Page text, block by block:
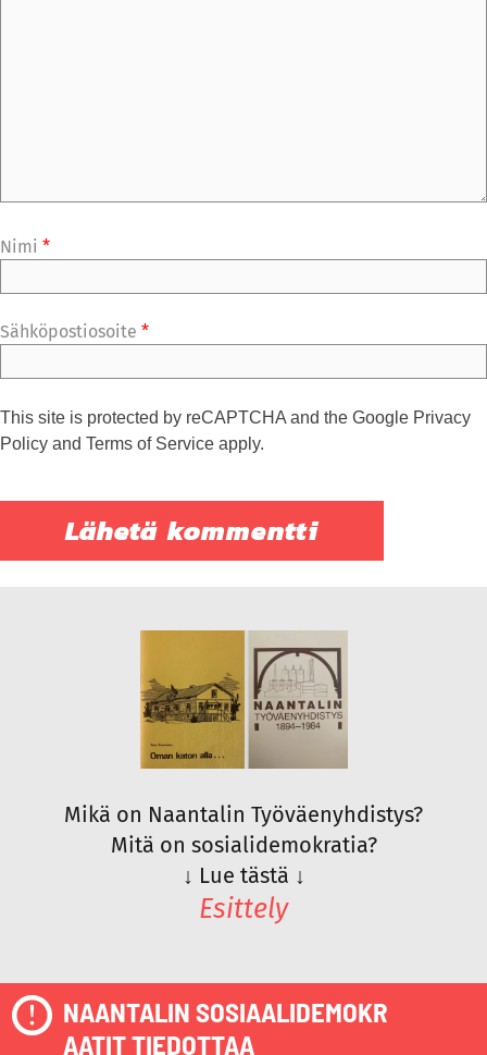
Nimi *
Sähköpostiosoite *
This site is protected by reCAPTCHA and the Google Privacy
Policy and Terms of Service apply.
Mikä on Naantalin Työväenyhdistys?
Mitä on sosialidemokratia?
↓ Lue tästä ↓
Esittely
NAANTALIN SOSIAALIDEMOKR
AATIT TIEDOTTAA